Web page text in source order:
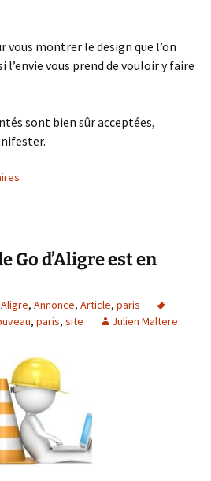
vous montrer le design que l’on
vous prend de vouloir y faire
sont bien sûr acceptées,
Go d’Aligre est en
Aligre, Annonce, Article, paris
, paris, site Julien Maltere